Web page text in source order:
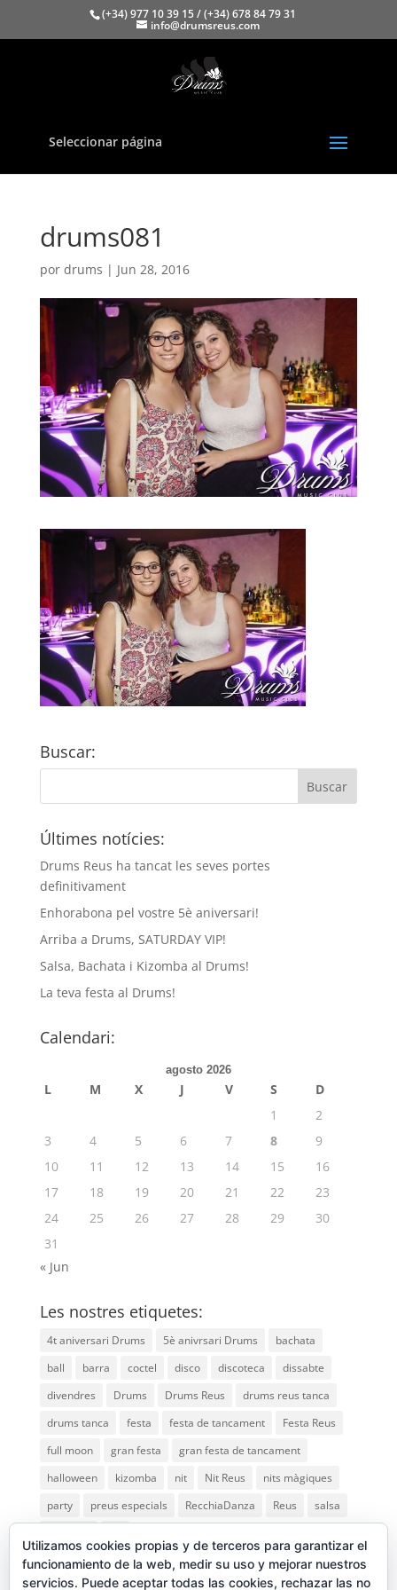
(+34) 977 10 39 15 / (+34) 678 84 79 31
info@drumsreus.com
Seleccionar página
drums081
por drums | Jun 28, 2016
Buscar:
Últimes notícies:
Drums Reus ha tancat les seves portes
definitivament
Enhorabona pel vostre 5è aniversari!
Arriba a Drums, SATURDAY VIP!
Salsa, Bachata i Kizomba al Drums!
La teva festa al Drums!
Calendari:
agosto 2026
L M X J V S
D
1
2
3
4 5 6 7 8
9
10
11 12 13 14 15
16
17
18 19 20 21 22
23
24
25 26 27 28 29
30
31
« Jun
Les nostres etiquetes:
4t aniversari Drums 5è anivrsari Drums
bachata
ball
barra coctel disco discoteca
dissabte
divendres
Drums Drums Reus
drums reus tanca
drums tanca
festa festa de tancament
Festa Reus
full moon
gran festa
gran festa de tancament
halloween
kizomba nit Nit Reus
nits màgiques
party
preus especials RecchiaDanza Reus
salsa
Utilizamos cookies propias y de terceros para garantizar el
funcionamiento de la web, medir su uso y mejorar nuestros
servicios. Puede aceptar todas las cookies, rechazar las no